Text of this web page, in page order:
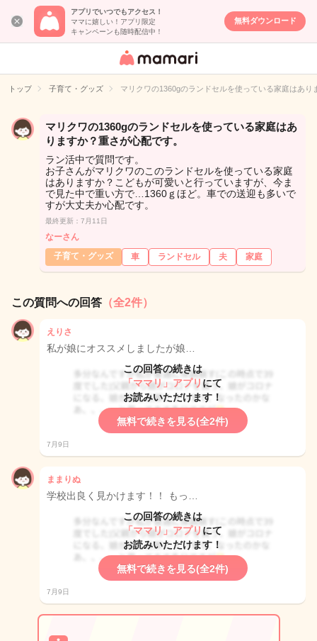
アプリでいつでもアクセス！
ママに嬉しい！アプリ限定
キャンペーンも随時配信中！
無料ダウンロード
女性専用匿名QA
イト
トップ 子育て・グッズ マリクワの1360gのランドセルを使っている家庭はあり
マリクワの1360gのランドセルを使っている家庭はあ
りますか？重さが心配です。
ラン活中で質問です。
お子さんがマリクワのこのランドセルを使っている家庭
はありますか？こどもが可愛いと行っていますが、今ま
で見た中で重い方で…1360ｇほど。車での送迎も多いで
すが大丈夫か心配です。
最終更新：7月11日
なーさん
子育て・グッズ
車 ランドセル 夫 家庭
この質問への回答 （全2件）
えりさ
私が娘にオススメしましたが娘…
この回答の続きは
「ママリ」アプリ にて
お読みいただけます！
無料で続きを見る(全2件)
7月9日
ままりぬ
学校出良く見かけます！！ もっ…
この回答の続きは
「ママリ」アプリ にて
お読みいただけます！
無料で続きを見る(全2件)
7月9日